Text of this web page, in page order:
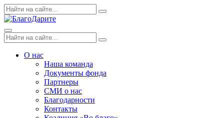
Skip
to
Поиск
по:
Search
Menu
Поиск
по:
Search
О нас
Наша команда
Документы фонда
Партнеры
СМИ о нас
Благодарности
Контакты